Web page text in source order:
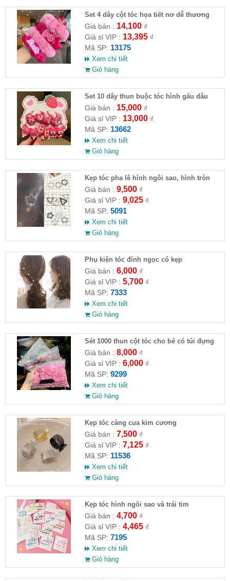
Set 4 dây cột tóc họa tiết nơ dễ thương
Giá bán : 14,100₫
Giá sỉ VIP : 13,395₫
Mã SP: 13175
Xem chi tiết
Giỏ hàng
Set 10 dây thun buộc tóc hình gấu dâu
Giá bán : 15,000₫
Giá sỉ VIP : 13,000₫
Mã SP: 13662
Xem chi tiết
Giỏ hàng
Kẹp tóc pha lê hình ngôi sao, hình tròn
Giá bán : 9,500₫
Giá sỉ VIP : 9,025₫
Mã SP: 5091
Xem chi tiết
Giỏ hàng
Phụ kiện tóc đính ngọc có kẹp
Giá bán : 6,000₫
Giá sỉ VIP : 5,700₫
Mã SP: 7333
Xem chi tiết
Giỏ hàng
Sét 1000 thun cột tóc cho bé có túi đựng
Giá bán : 8,000₫
Giá sỉ VIP : 6,000₫
Mã SP: 9299
Xem chi tiết
Giỏ hàng
Kẹp tóc càng cua kim cương
Giá bán : 7,500₫
Giá sỉ VIP : 7,125₫
Mã SP: 11536
Xem chi tiết
Giỏ hàng
Kẹp tóc hình ngôi sao và trái tim
Giá bán : 4,700₫
Giá sỉ VIP : 4,465₫
Mã SP: 7195
Xem chi tiết
Giỏ hàng